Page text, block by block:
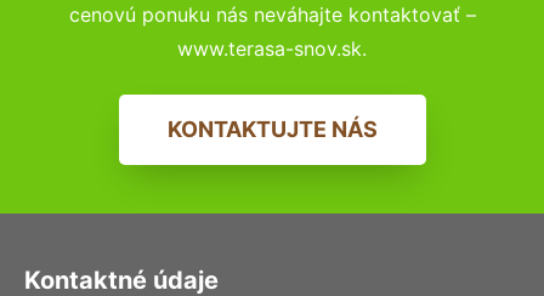
cenovú ponuku nás neváhajte kontaktovať –
www.terasa-snov.sk.
KONTAKTUJTE NÁS
Kontaktné údaje